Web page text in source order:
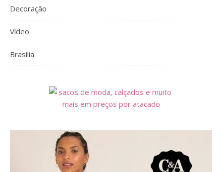
Decoração
Vídeo
Brasília